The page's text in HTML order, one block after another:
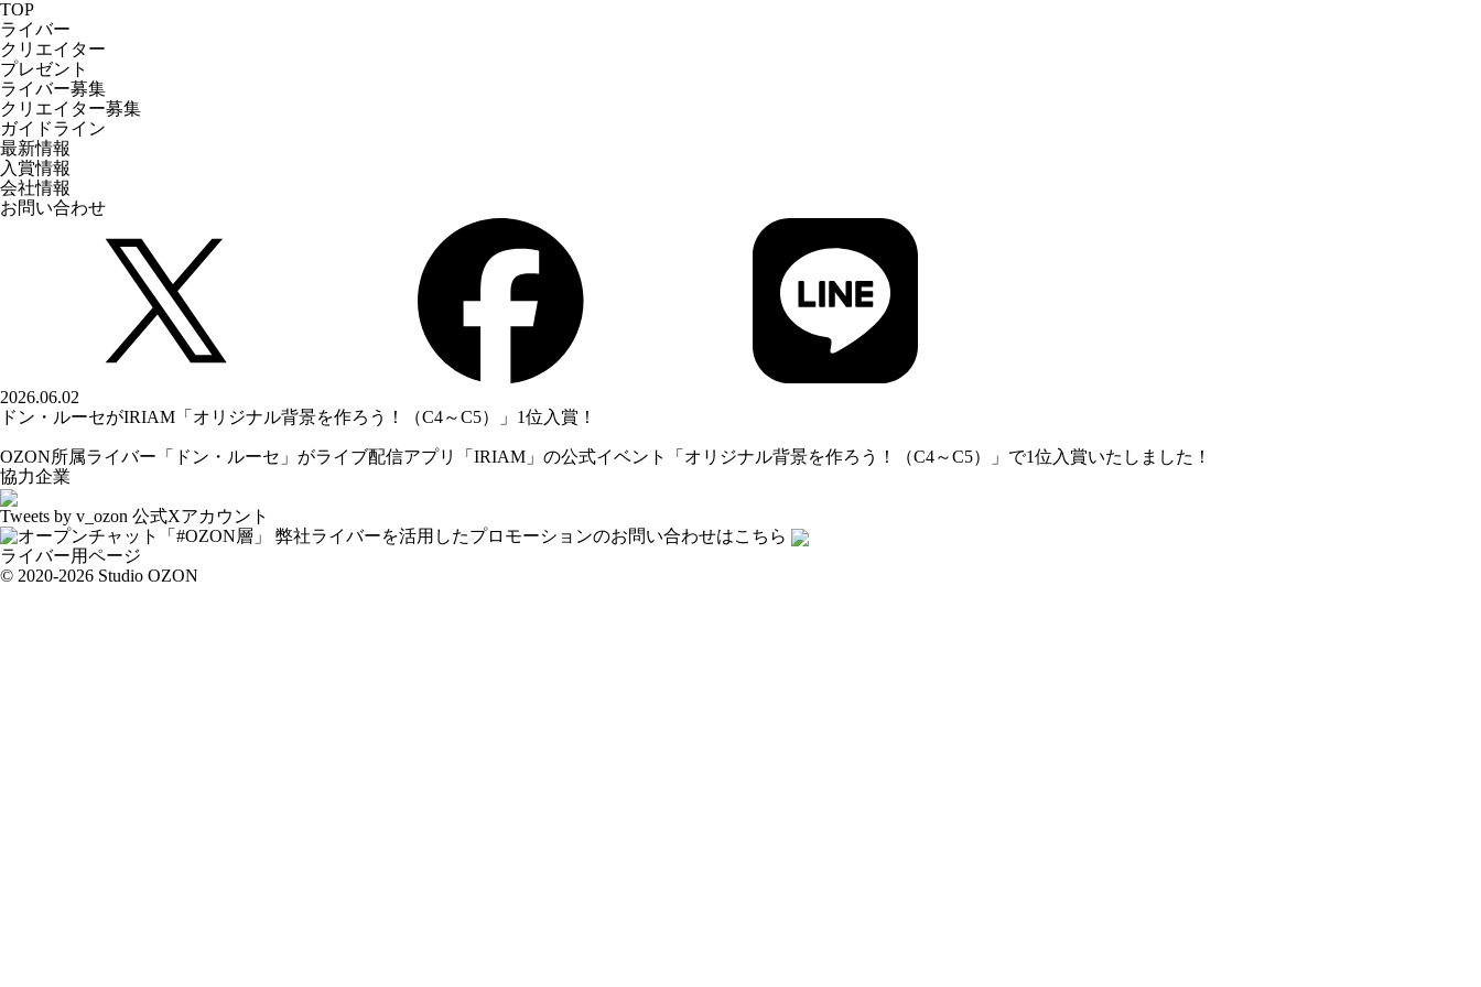
TOP
ライバー
クリエイター
プレゼント
ライバー募集
クリエイター募集
ガイドライン
最新情報
入賞情報
会社情報
お問い合わせ
2026.06.02
ドン・ルーセがIRIAM「オリジナル背景を作ろう！（C4～C5）」1位入賞！
OZON所属ライバー「 ドン・ルーセ 」がライブ配信アプリ「IRIAM」の公式イベント「オリジナル背景を作ろう！（C4～C5）」で1位入賞いたしました！
協力企業
Tweets by v_ozon 公式Xアカウント
弊社ライバーを活用したプロモーションのお問い合わせはこちら
ライバー用ページ
© 2020-2026 Studio OZON